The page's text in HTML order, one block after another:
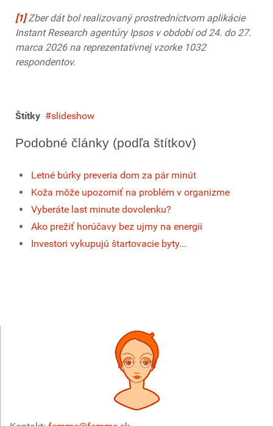
[1]Zber dát bol realizovaný prostredníctvom aplikácie
Instant Research agentúry Ipsos v období od 24. do 27.
marca 2026 na reprezentatívnej vzorke 1032
respondentov.
Štítky slideshow
Podobné články (podľa štítkov)
Letné búrky preveria dom za pár minút
Koža môže upozorniť na problém v organizme
Vyberáte last minute dovolenku?
Ako prežiť horúčavy bez ujmy na energii
Investori vykupujú štartovacie byty...